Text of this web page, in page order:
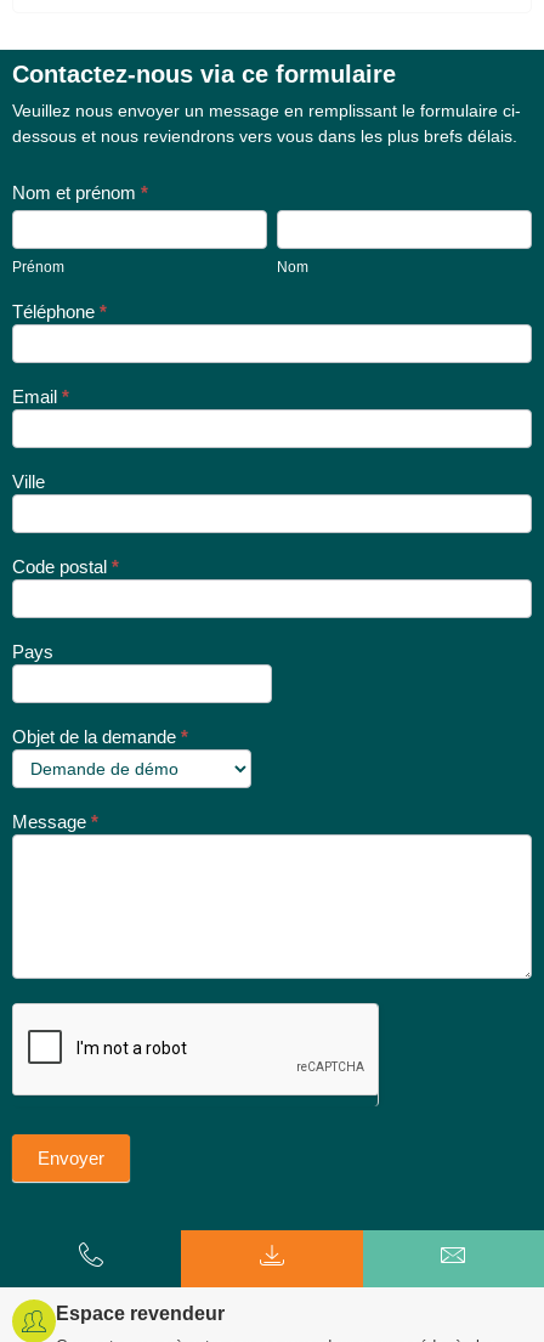
Contactez-nous via ce formulaire
de contact
Veuillez nous envoyer un message en remplissant le formulaire ci-
dessous et nous reviendrons vers vous dans les plus brefs délais.
Nom et prénom *
Prénom
Prénom
Nom
Nom
Téléphone *
Email *
Ville
Code postal *
Pays
Objet de la demande *
Message *
Envoyer
Espace revendeur